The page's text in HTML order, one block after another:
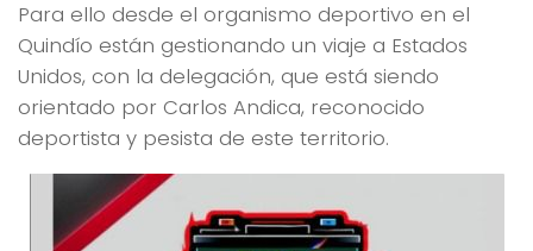
Para ello desde el organismo deportivo en el
Quindío están gestionando un viaje a Estados
Unidos, con la delegación, que está siendo
orientado por Carlos Andica, reconocido
deportista y pesista de este territorio.